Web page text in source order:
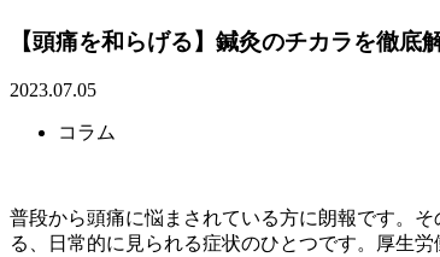
【頭痛を和らげる】鍼灸のチカラを徹底
2023.07.05
コラム
普段から頭痛に悩まされている方に朗報です。
る、日常的に見られる症状のひとつです。厚生